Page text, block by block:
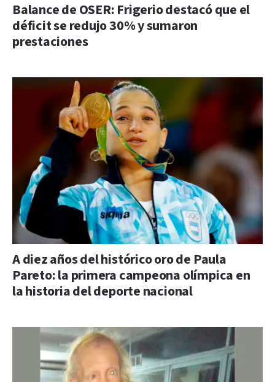
Balance de OSER: Frigerio destacó que el
déficit se redujo 30% y sumaron
prestaciones
A diez años del histórico oro de Paula
Pareto: la primera campeona olímpica en
la historia del deporte nacional